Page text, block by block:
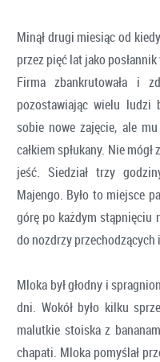
Minął drugi miesiąc od
przez pięć lat jako
Firma zbankrutowała i
pozostawiając wielu ludzi
sobie nowe zajęcie, ale
całkiem spłukany. Nie
jeść. Siedział trzy
Majengo. Było to miejsce
górę po każdym stąpnięciu
do nozdrzy przechodzących
Mloka był głodny i
dni. Wokół było kilku
malutkie stoiska z
chapati. Mloka pomyślał